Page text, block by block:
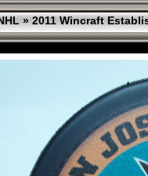
» 2011 Wincraft